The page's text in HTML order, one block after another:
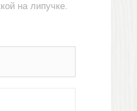
на липучке.